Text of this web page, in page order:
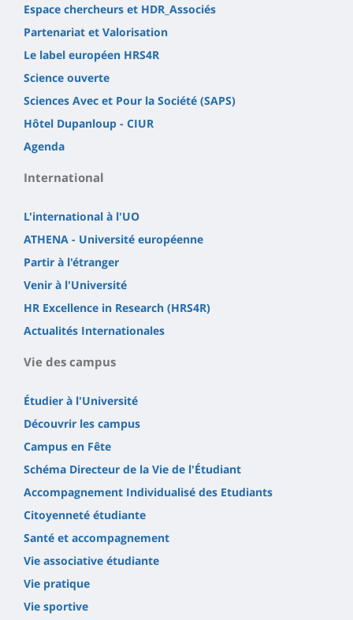
Espace chercheurs et HDR_Associés
Partenariat et Valorisation
Le label européen HRS4R
Science ouverte
Sciences Avec et Pour la Société (SAPS)
Hôtel Dupanloup - CIUR
Agenda
International
L'international à l'UO
ATHENA - Université européenne
Partir à l'étranger
Venir à l'Université
HR Excellence in Research (HRS4R)
Actualités Internationales
Vie des campus
Étudier à l'Université
Découvrir les campus
Campus en Fête
Schéma Directeur de la Vie de l'Étudiant
Accompagnement Individualisé des Etudiants
Citoyenneté étudiante
Santé et accompagnement
Vie associative étudiante
Vie pratique
Vie sportive